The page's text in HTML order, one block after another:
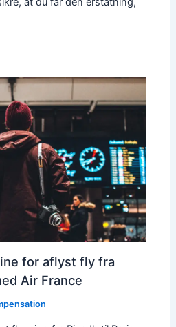
for aflyst fly fra
Air France